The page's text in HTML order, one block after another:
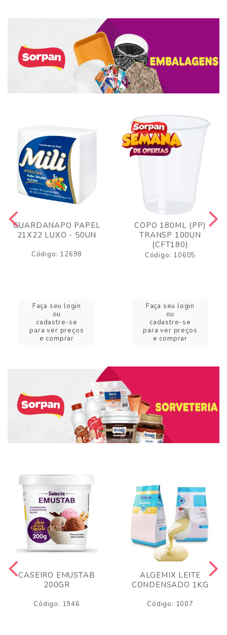
GUARDANAPO PAPEL
21X22 LUXO - 50UN
Código: 12698
Faça seu login
ou
cadastre-se
para ver preços
e comprar
COPO 180ML (PP)
TRANSP 100UN
(CFT180)
Código: 10605
Faça seu login
ou
cadastre-se
para ver preços
e comprar
CASEIRO EMUSTAB
200GR
Código: 1946
ALGEMIX LEITE
CONDENSADO 1KG
Código: 1007